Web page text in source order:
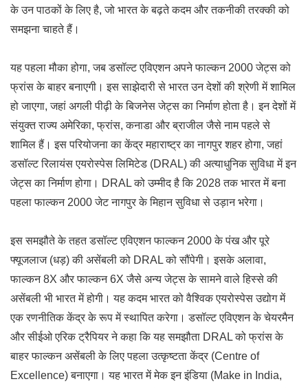
के उन पाठकों के लिए है, जो भारत के बढ़ते कदम और तकनीकी तरक्की को
समझना चाहते हैं।
यह पहला मौका होगा, जब डसॉल्ट एविएशन अपने फाल्कन 2000 जेट्स को
फ्रांस के बाहर बनाएगी। इस साझेदारी से भारत उन देशों की श्रेणी में शामिल
हो जाएगा, जहां अगली पीढ़ी के बिजनेस जेट्स का निर्माण होता है। इन देशों में
संयुक्त राज्य अमेरिका, फ्रांस, कनाडा और ब्राजील जैसे नाम पहले से
शामिल हैं। इस परियोजना का केंद्र महाराष्ट्र का नागपुर शहर होगा, जहां
डसॉल्ट रिलायंस एयरोस्पेस लिमिटेड (DRAL) की अत्याधुनिक सुविधा में इन
जेट्स का निर्माण होगा। DRAL को उम्मीद है कि 2028 तक भारत में बना
पहला फाल्कन 2000 जेट नागपुर के मिहान सुविधा से उड़ान भरेगा।
इस समझौते के तहत डसॉल्ट एविएशन फाल्कन 2000 के पंख और पूरे
फ्यूजलाज (धड़) की असेंबली को DRAL को सौंपेगी। इसके अलावा,
फाल्कन 8X और फाल्कन 6X जैसे अन्य जेट्स के सामने वाले हिस्से की
असेंबली भी भारत में होगी। यह कदम भारत को वैश्विक एयरोस्पेस उद्योग में
एक रणनीतिक केंद्र के रूप में स्थापित करेगा। डसॉल्ट एविएशन के चेयरमैन
और सीईओ एरिक ट्रैपियर ने कहा कि यह समझौता DRAL को फ्रांस के
बाहर फाल्कन असेंबली के लिए पहला उत्कृष्टता केंद्र (Centre of
Excellence) बनाएगा। यह भारत में मेक इन इंडिया (Make in India,